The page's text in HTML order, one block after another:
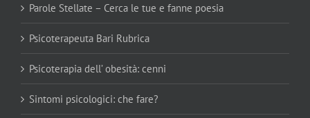
Parole Stellate – Cerca le tue e fanne poesia
Psicoterapeuta Bari Rubrica
Psicoterapia dell’ obesità: cenni
Sintomi psicologici: che fare?